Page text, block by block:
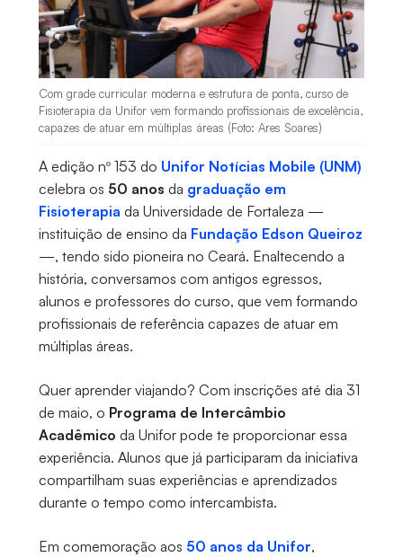
Com grade curricular moderna e estrutura de ponta, curso de
Fisioterapia da Unifor vem formando profissionais de excelência,
capazes de atuar em múltiplas áreas (Foto: Ares Soares)
A edição nº 153 do Unifor Notícias Mobile (UNM)
celebra os 50 anos da graduação em
Fisioterapia da Universidade de Fortaleza —
instituição de ensino da Fundação Edson Queiroz
—, tendo sido pioneira no Ceará. Enaltecendo a
história, conversamos com antigos egressos,
alunos e professores do curso, que vem formando
profissionais de referência capazes de atuar em
múltiplas áreas.
Quer aprender viajando? Com inscrições até dia 31
de maio, o Programa de Intercâmbio
Acadêmico da Unifor pode te proporcionar essa
experiência. Alunos que já participaram da iniciativa
compartilham suas experiências e aprendizados
durante o tempo como intercambista.
Em comemoração aos 50 anos da Unifor,